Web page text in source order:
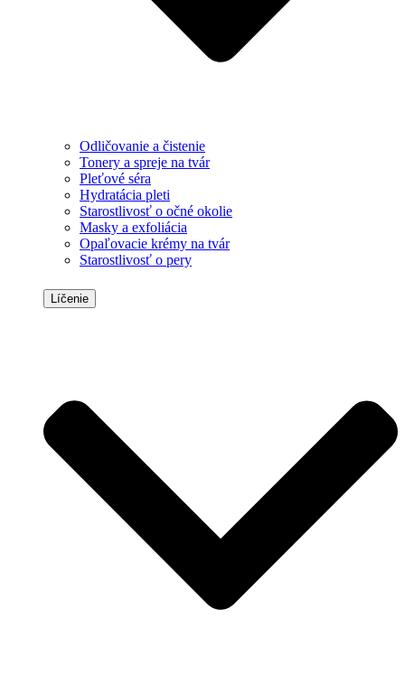
Odličovanie a čistenie
Tonery a spreje na tvár
Pleťové séra
Hydratácia pleti
Starostlivosť o očné okolie
Masky a exfoliácia
Opaľovacie krémy na tvár
Starostlivosť o pery
Líčenie